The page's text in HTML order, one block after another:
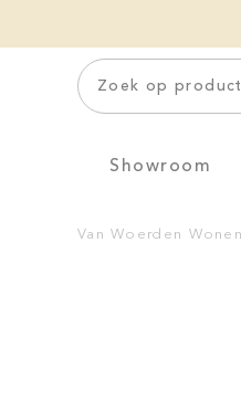
Zoek op
Showroom
Van Woerden Wonen